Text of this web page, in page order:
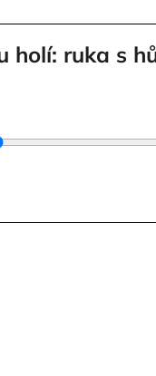
holí: ruka s